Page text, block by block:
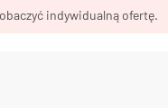
indywidualną ofertę.